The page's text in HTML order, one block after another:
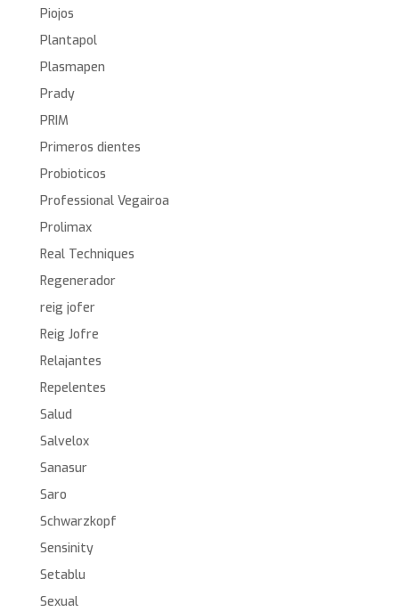
Piojos
Plantapol
Plasmapen
Prady
PRIM
Primeros dientes
Probioticos
Professional Vegairoa
Prolimax
Real Techniques
Regenerador
reig jofer
Reig Jofre
Relajantes
Repelentes
Salud
Salvelox
Sanasur
Saro
Schwarzkopf
Sensinity
Setablu
Sexual